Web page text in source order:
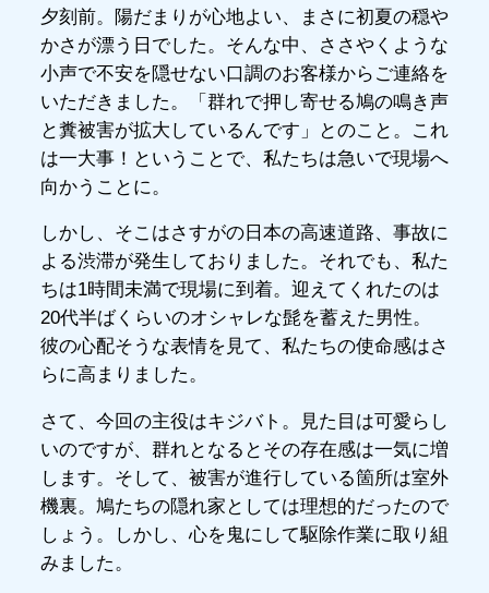
夕刻前。陽だまりが心地よい、まさに初夏の穏や
かさが漂う日でした。そんな中、ささやくような
小声で不安を隠せない口調のお客様からご連絡を
いただきました。「群れで押し寄せる鳩の鳴き声
と糞被害が拡大しているんです」とのこと。これ
は一大事！ということで、私たちは急いで現場へ
向かうことに。
しかし、そこはさすがの日本の高速道路、事故に
よる渋滞が発生しておりました。それでも、私た
ちは1時間未満で現場に到着。迎えてくれたのは
20代半ばくらいのオシャレな髭を蓄えた男性。
彼の心配そうな表情を見て、私たちの使命感はさ
らに高まりました。
さて、今回の主役はキジバト。見た目は可愛らし
いのですが、群れとなるとその存在感は一気に増
します。そして、被害が進行している箇所は室外
機裏。鳩たちの隠れ家としては理想的だったので
しょう。しかし、心を鬼にして駆除作業に取り組
みました。